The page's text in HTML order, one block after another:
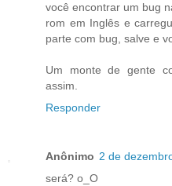
você encontrar um bug
rom em Inglês e
parte com bug, salve e
Um monte de gente
assim.
Responder
Anônimo 2 de
será? o_O